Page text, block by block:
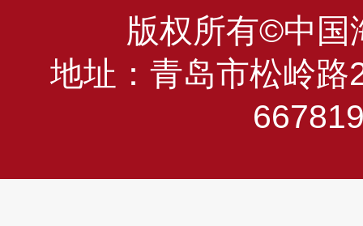
版权所有©中国
地址：青岛市松岭